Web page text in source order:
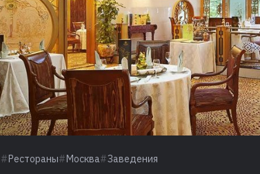
Рестораны Москва Заведения